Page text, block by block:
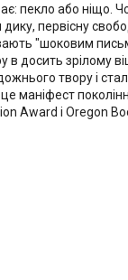
пекло або ніщо.
первісну
"шоковим
в досить зрілому
твору і
маніфест
Award і Oregon